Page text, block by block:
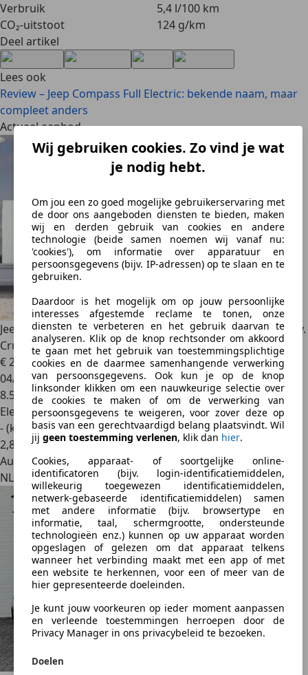
Wij gebruiken cookies. Zo vind je wat
je nodig hebt.
Om jou een zo goed mogelijke gebruikerservaring met
de door ons aangeboden diensten te bieden, maken
wij en derden gebruik van cookies en andere
technologie (beide samen noemen wij vanaf nu:
'cookies'), om informatie over apparatuur en
persoonsgegevens (bijv. IP-adressen) op te slaan en te
gebruiken.
Daardoor is het mogelijk om op jouw persoonlijke
interesses afgestemde reclame te tonen, onze
diensten te verbeteren en het gebruik daarvan te
analyseren. Klik op de knop rechtsonder om akkoord
te gaan met het gebruik van toestemmingsplichtige
cookies en de daarmee samenhangende verwerking
van persoonsgegevens. Ook kun je op de knop
linksonder klikken om een nauwkeurige selectie over
de cookies te maken of om de verwerking van
persoonsgegevens te weigeren, voor zover deze op
basis van een gerechtvaardigd belang plaatsvindt. Wil
jij geen toestemming verlenen, klik dan hier.
Cookies, apparaat- of soortgelijke online-
identificatoren (bijv. login-identificatiemiddelen,
willekeurig toegewezen identificatiemiddelen,
netwerk-gebaseerde identificatiemiddelen) samen
met andere informatie (bijv. browsertype en
informatie, taal, schermgrootte, ondersteunde
technologieën enz.) kunnen op uw apparaat worden
opgeslagen of gelezen om dat apparaat telkens
wanneer het verbinding maakt met een app of met
een website te herkennen, voor een of meer van de
hier gepresenteerde doeleinden.
Je kunt jouw voorkeuren op ieder moment aanpassen
en verleende toestemmingen herroepen door de
Privacy Manager in ons privacybeleid te bezoeken.
Doelen
Verbruik
5,4 l/100 km
CO₂-uitstoot
124 g/km
Deel artikel
Lees ook
Review – Jeep Compass Full Electric: bekende naam, maar
compleet anders
Actueel aanbod
Jeep AvengerSummit 54 kWh | Camera | Carplay | Adaptiv.
Cruise
€ 26.8001
04/2025
8.537 km
Elektrisch
- (kWh/100 km)
2,8
Autobedrijf
NL 8356 VS